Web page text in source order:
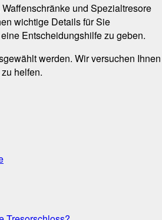
und Spezialtresore
wichtige Details für Sie
Entscheidungshilfe zu geben.
werden. Wir versuchen Ihnen
helfen.